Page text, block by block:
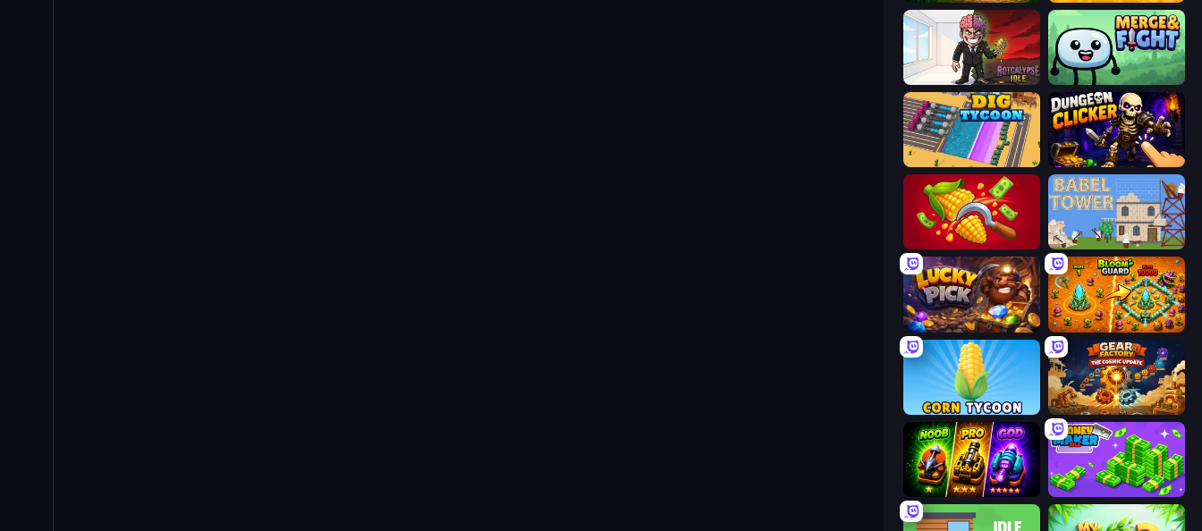
Rotcalypse: Idle Incremental Merge & Fight
Dig Tycoon Dungeon Clicker
Farm-51: Secret Harvest Babel Tower
Lucky Pick BloomGuard
Corn Tycoon Gear Factory
Merge Survival Money Maker Idle